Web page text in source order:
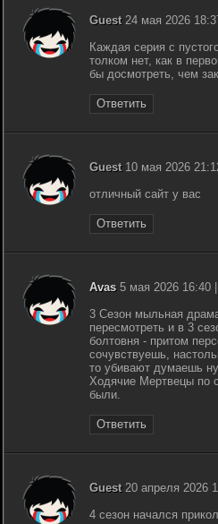
Guest24 мая 2026
Каждая серия с
толком нет, как в
бы досмотреть, чем
Ответить
Guest10 мая 2026
отличный сайт у вас
Ответить
Avas5 мая 2026 16:40
3 Сезон мыльная
пересмотреть и в 3
болтовня - притом
сочувствуешь,
то убивают думаешь
Ходячие Мертвецы по
были.
Ответить
Guest20 апреля 2026
4 сезон начался